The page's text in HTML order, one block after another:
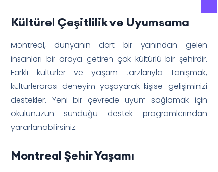
Kültürel Çeşitlilik ve Uyumsama
Montreal, dünyanın dört bir yanından gelen
insanları bir araya getiren çok kültürlü bir şehirdir.
Farklı kültürler ve yaşam tarzlarıyla tanışmak,
kültürlerarası deneyim yaşayarak kişisel gelişiminizi
destekler. Yeni bir çevrede uyum sağlamak için
okulunuzun sunduğu destek programlarından
yararlanabilirsiniz.
Montreal Şehir Yaşamı